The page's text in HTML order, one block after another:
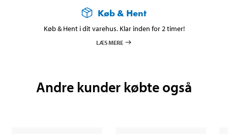
Køb & Hent
Køb & Hent i dit varehus. Klar inden for 2 timer!
LÆS MERE
Andre kunder købte også